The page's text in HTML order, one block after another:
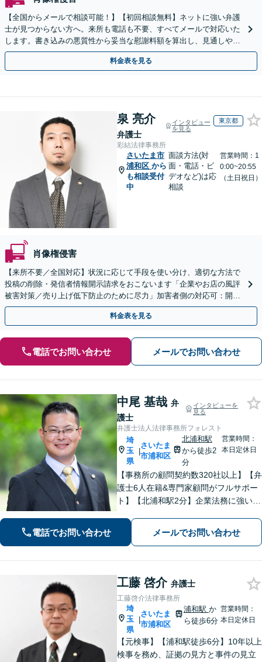
【全国からメールで相談可能！】【初回相談無料】ネットに強い弁護
士が見つからない方へ。来所も電話も不要、すべてメールで対応いた
します。書き込みの悪質性から妥当な慰謝料額を算出し、見通しや費
用面のリスクも包み隠さずお伝えしサポートします。
料金表を見る
泉 亮介
弁護士
インタビュー
を見る
東京都
彩結法律事務所
さいたま市
浦和区 から
も相談受付
中
面談方法(対
面・電話・ビ
デオなど)は応
相談
営業時間：1
0:00~20:55
（土日祝日）
肖像権侵害
【来所不要／全国対応】状況に応じて手段を使い分け、適切な方法で
投稿の削除・発信者情報開示請求をおこないます「企業やお店の風評
被害対策／売り上げ低下防止のために尽力」加害者側の対応可：開示
請求の意見照会が来たときの対処法、被害者との示談交渉
料金表を見る
電話でお問い合わせ メールでお問い合わせ
中尾 基哉 弁
護士
インタビューを
見る
弁護士法人法律事務所フォレスト
埼
玉
県
|
さいたま
市浦和区
北浦和駅
から徒歩2
分
営業時間：
本日定休日
【事務所の顧問契約数320社以上】【弁
護士6人在籍&専門家顧問がフルサポー
ト】【北浦和駅2分】企業法務に強い弁
動産などに対応します。中小企業さ
ま、個人事業主さまからのご相談に注
電話でお問い合わせ メールでお問い合わせ
工藤 啓介 弁護士
工藤啓介法律事務所
埼
玉
県
|
さいたま
市浦和区
浦和駅 か
ら徒歩6分
営業時間：
本日定休日
【元検事】【浦和駅徒歩6分】10年以上
検事を務め、証拠の見方と事件の見立